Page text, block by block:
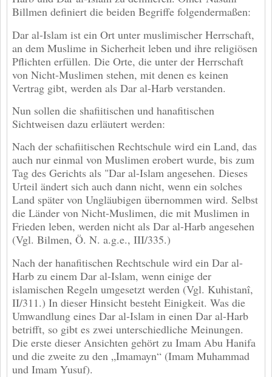
Billmen definiert die beiden Begriffe folgendermaßen:
Dar al-Islam ist ein Ort unter muslimischer Herrschaft,
an dem Muslime in Sicherheit leben und ihre religiösen
Pflichten erfüllen. Die Orte, die unter der Herrschaft
von Nicht-Muslimen stehen, mit denen es keinen
Vertrag gibt, werden als Dar al-Harb verstanden.
Nun sollen die shafiitischen und hanafitischen
Sichtweisen dazu erläutert werden:
Nach der schafiitischen Rechtschule wird ein Land, das
auch nur einmal von Muslimen erobert wurde, bis zum
Tag des Gerichts als "Dar al-Islam angesehen. Dieses
Urteil ändert sich auch dann nicht, wenn ein solches
Land später von Ungläubigen übernommen wird. Selbst
die Länder von Nicht-Muslimen, die mit Muslimen in
Frieden leben, werden nicht als Dar al-Harb angesehen
(Vgl. Bilmen, Ö. N. a.g.e., III/335.)
Nach der hanafitischen Rechtschule wird ein Dar al-
Harb zu einem Dar al-Islam, wenn einige der
islamischen Regeln umgesetzt werden (Vgl. Kuhistanî,
II/311.) In dieser Hinsicht besteht Einigkeit. Was die
Umwandlung eines Dar al-Islam in einen Dar al-Harb
betrifft, so gibt es zwei unterschiedliche Meinungen.
Die erste dieser Ansichten gehört zu Imam Abu Hanifa
und die zweite zu den „Imamayn“ (Imam Muhammad
und Imam Yusuf).